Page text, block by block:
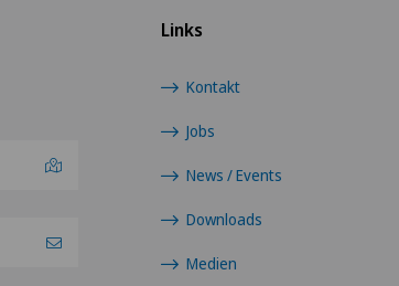
Links
Kontakt
Jobs
News / Events
Downloads
Medien